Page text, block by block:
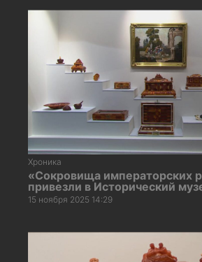
Хроника
«Сокровища императорских
привезли в Исторический
15 ноября 2025 14:29